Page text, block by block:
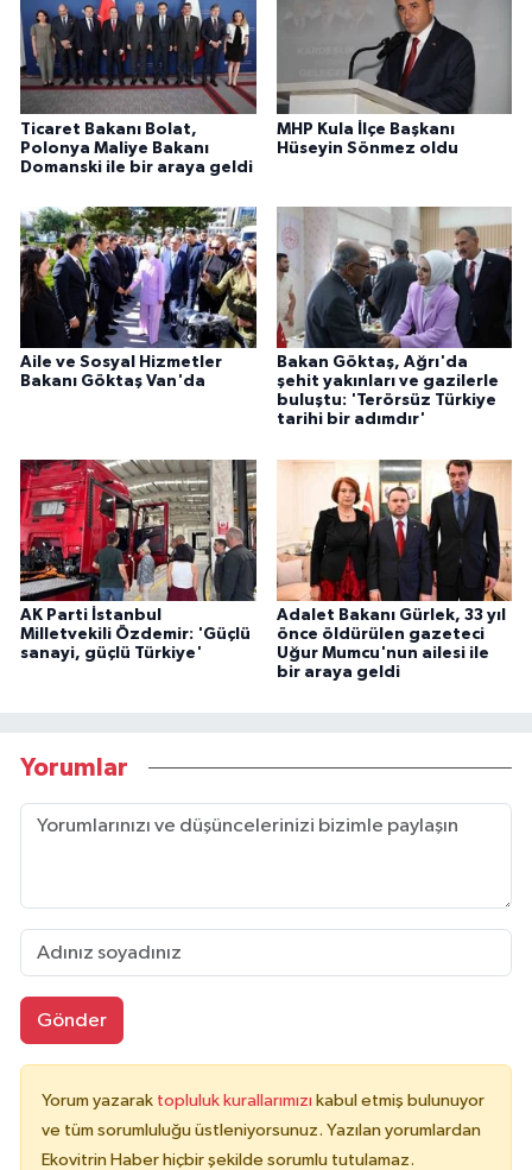
Ticaret Bakanı Bolat,
Polonya Maliye Bakanı
Domanski ile bir araya geldi
MHP Kula İlçe Başkanı
Hüseyin Sönmez oldu
Aile ve Sosyal Hizmetler
Bakanı Göktaş Van'da
Bakan Göktaş, Ağrı'da
şehit yakınları ve gazilerle
buluştu: 'Terörsüz Türkiye
tarihi bir adımdır'
AK Parti İstanbul
Milletvekili Özdemir: 'Güçlü
sanayi, güçlü Türkiye'
Adalet Bakanı Gürlek, 33 yıl
önce öldürülen gazeteci
Uğur Mumcu'nun ailesi ile
bir araya geldi
Yorumlar
Gönder
Yorum yazarak topluluk kurallarımızı kabul etmiş bulunuyor
ve tüm sorumluluğu üstleniyorsunuz. Yazılan yorumlardan
Ekovitrin Haber hiçbir şekilde sorumlu tutulamaz.